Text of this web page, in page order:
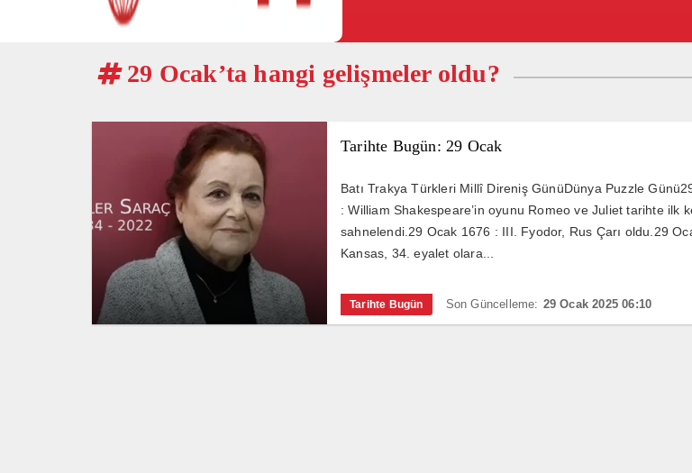
29 Ocak’ta hangi gelişmeler oldu?
Tarihte Bugün: 29 Ocak
Batı Trakya Türkleri Millî Direniş GünüDünya Puzzle
: William Shakespeare’in oyunu Romeo ve Juliet tarihte ilk
sahnelendi.29 Ocak 1676 : III. Fyodor, Rus Çarı oldu.29
Kansas, 34. eyalet olara...
Tarihte Bugün Son Güncelleme: 29 Ocak 2025 06:10